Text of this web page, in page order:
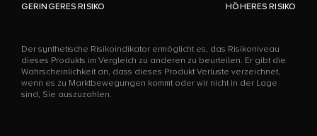
GERINGERES RISIKO HÖHERES RISIKO
Der synthetische Risikoindikator ermöglicht es, das Risikoniveau
dieses Produkts im Vergleich zu anderen zu beurteilen. Er gibt die
Wahrscheinlichkeit an, dass dieses Produkt Verluste verzeichnet,
wenn es zu Marktbewegungen kommt oder wir nicht in der Lage
sind, Sie auszuzahlen.